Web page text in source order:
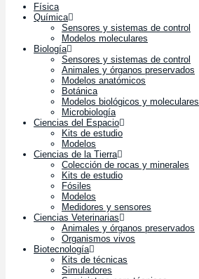
Física
Química
Sensores y sistemas de control
Modelos moleculares
Biología
Sensores y sistemas de control
Animales y órganos preservados
Modelos anatómicos
Botánica
Modelos biológicos y moleculares
Microbiología
Ciencias del Espacio
Kits de estudio
Modelos
Ciencias de la Tierra
Colección de rocas y minerales
Kits de estudio
Fósiles
Modelos
Medidores y sensores
Ciencias Veterinarias
Animales y órganos preservados
Organismos vivos
Biotecnología
Kits de técnicas
Simuladores